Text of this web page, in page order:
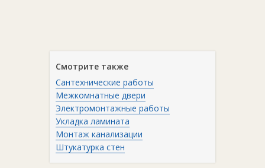
Смотрите также
Сантехнические работы
Межкомнатные двери
Электромонтажные работы
Укладка ламината
Монтаж канализации
Штукатурка стен